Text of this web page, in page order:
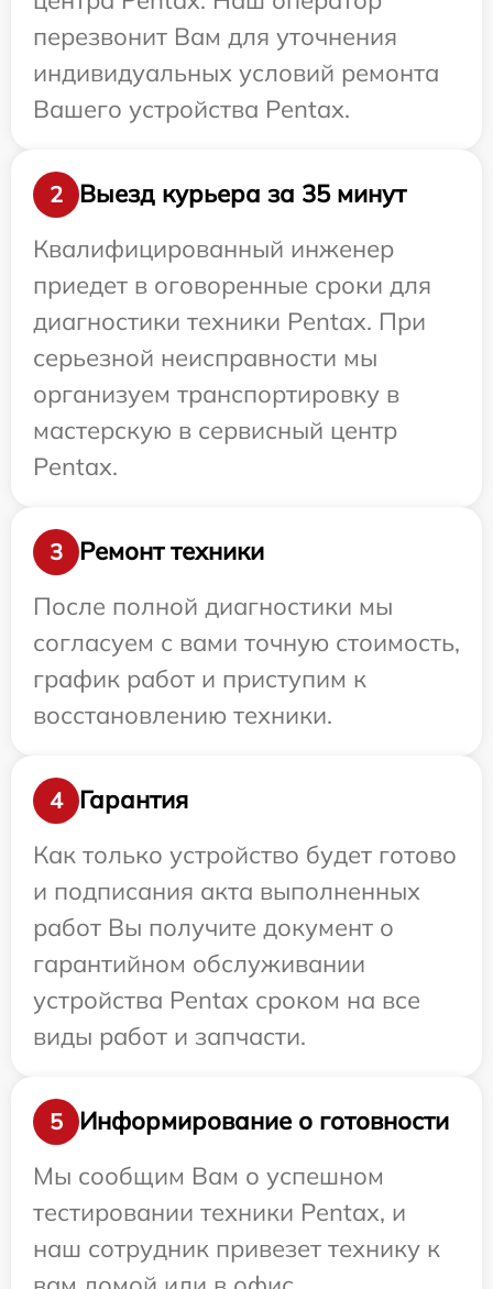
перезвонит Вам для уточнения
индивидуальных условий ремонта
Вашего устройства Pentax.
2
Выезд курьера за 35 минут
Квалифицированный инженер
приедет в оговоренные сроки для
диагностики техники Pentax. При
серьезной неисправности мы
организуем транспортировку в
мастерскую в сервисный центр
Pentax.
3
Ремонт техники
После полной диагностики мы
согласуем с вами точную стоимость,
график работ и приступим к
восстановлению техники.
4
Гарантия
Как только устройство будет готово
и подписания акта выполненных
работ Вы получите документ о
гарантийном обслуживании
устройства Pentax сроком на все
виды работ и запчасти.
5
Информирование о готовности
Мы сообщим Вам о успешном
тестировании техники Pentax, и
наш сотрудник привезет технику к